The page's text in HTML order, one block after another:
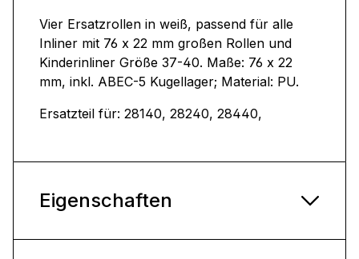
Vier Ersatzrollen in weiß, passend für alle
Inliner mit 76 x 22 mm großen Rollen und
Kinderinliner Größe 37-40. Maße: 76 x 22
mm, inkl. ABEC-5 Kugellager; Material: PU.
Ersatzteil für: 28140, 28240, 28440,
Eigenschaften